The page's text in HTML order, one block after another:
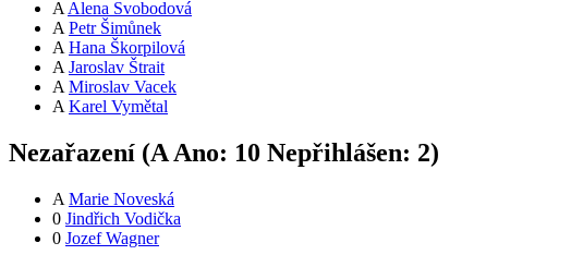
A Alena Svobodová
A Petr Šimůnek
A Hana Škorpilová
A Jaroslav Štrait
A Miroslav Vacek
A Karel Vymětal
Nezařazení (A Ano: 10 Nepřihlášen: 2)
A Marie Noveská
0 Jindřich Vodička
0 Jozef Wagner